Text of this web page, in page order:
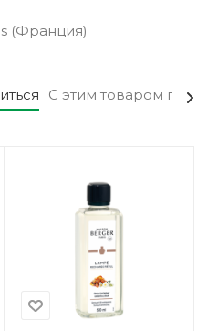
(Франция)
С этим товаром